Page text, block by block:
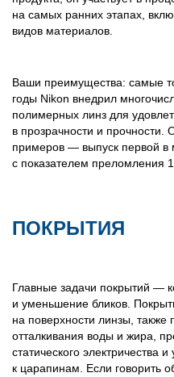
на самых ранних этапах,
видов материалов.
Ваши преимущества: самые
годы Nikon внедрил
полимерных линз для
в прозрачности и прочности.
примеров — выпуск первой в
с показателем преломления
ПОКРЫТИЯ
Главные задачи покрытий —
и уменьшение бликов.
на поверхности линзы, также
отталкивания воды и жира,
статического электричества
к царапинам. Если говорить